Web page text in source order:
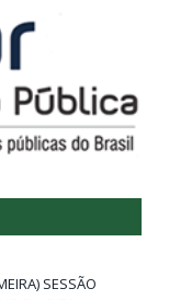
SESSÃO